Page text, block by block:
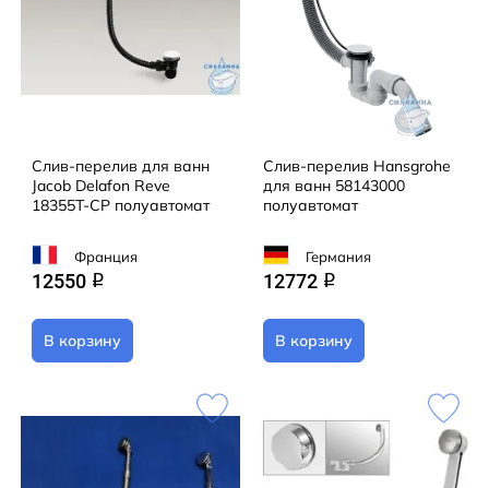
Слив-перелив для ванн
Jacob Delafon Reve
18355T-CP полуавтомат
Франция
12550 q
В корзину
Слив-перелив Hansgrohe
для ванн 58143000
полуавтомат
Германия
12772 q
В корзину